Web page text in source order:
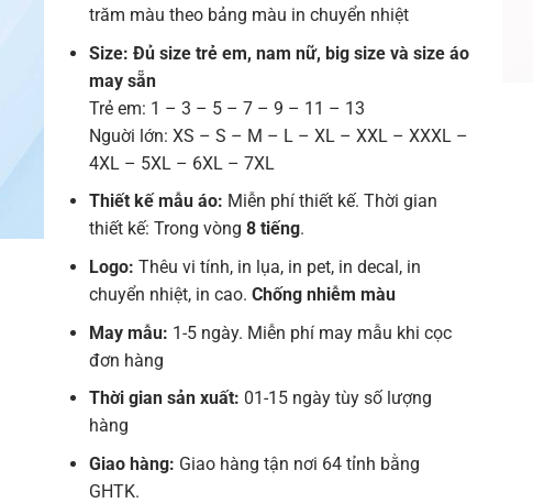
trăm màu theo bảng màu in chuyển nhiệt
Size: Đủ size trẻ em, nam nữ, big size và size áo
may sẵn
Trẻ em: 1 – 3 – 5 – 7 – 9 – 11 – 13
Nguời lớn: XS – S – M – L – XL – XXL – XXXL –
4XL – 5XL – 6XL – 7XL
Thiết kế mẫu áo: Miễn phí thiết kế. Thời gian
thiết kế: Trong vòng 8 tiếng.
Logo: Thêu vi tính, in lụa, in pet, in decal, in
chuyển nhiệt, in cao. Chống nhiễm màu
May mẫu: 1-5 ngày. Miễn phí may mẫu khi cọc
đơn hàng
Thời gian sản xuất: 01-15 ngày tùy số lượng
hàng
Giao hàng: Giao hàng tận nơi 64 tỉnh bằng
GHTK.